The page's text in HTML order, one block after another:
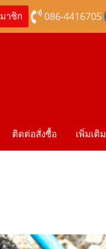
าชิก 086-4416705
ติดต่อสั่งซื้อ เพิ่มเติม